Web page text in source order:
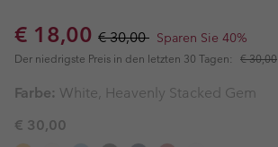
Sale price:
€ 18,00 Regular price:
€ 30,00 Sparen Sie 40%
Der niedrigste Preis in den letzten 30 Tagen: € 30,00
Farbe: White, Heavenly Stacked Gem
€ 30,00